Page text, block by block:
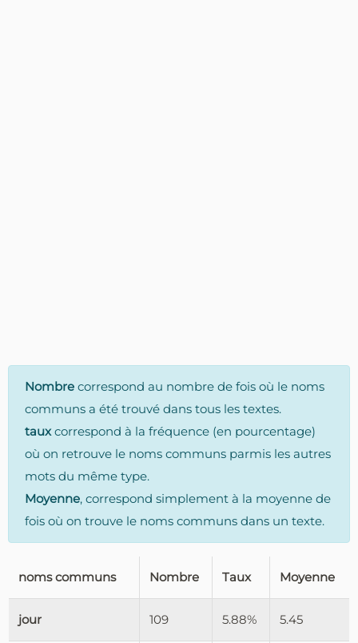
Nombre correspond au nombre de fois où le noms
communs a été trouvé dans tous les textes.
tauxcorrespond à la fréquence (en pourcentage)
où on retrouve le noms communs parmis les autres
mots du même type.
Moyenne, correspond simplement à la moyenne de
fois où on trouve le noms communs dans un texte.
noms communs Nombre Taux Moyenne
jour 109 5.88% 5.45